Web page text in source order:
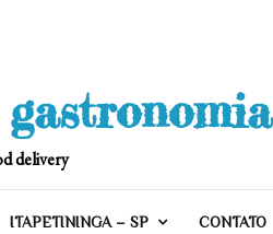
delivery
ITAPETININGA – SP CONTATO